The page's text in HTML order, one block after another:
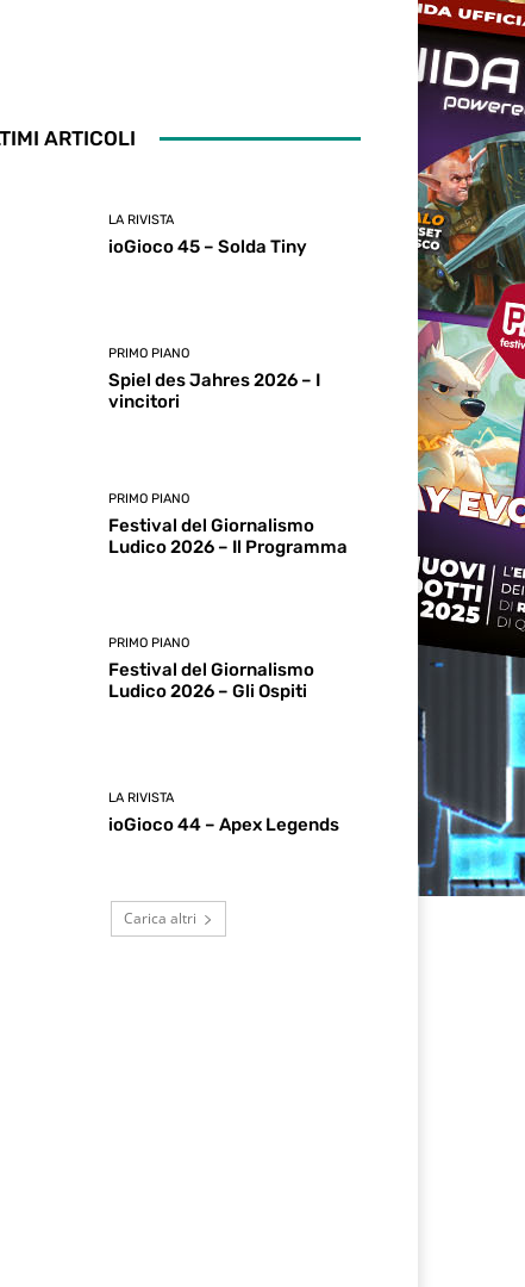
ARTICOLI
LA RIVISTA
ioGioco 45 – Solda Tiny
PRIMO PIANO
Spiel des Jahres 2026 – I
vincitori
PRIMO PIANO
Festival del Giornalismo
Ludico 2026 – Il Programma
PRIMO PIANO
Festival del Giornalismo
Ludico 2026 – Gli Ospiti
LA RIVISTA
ioGioco 44 – Apex Legends
Carica altri